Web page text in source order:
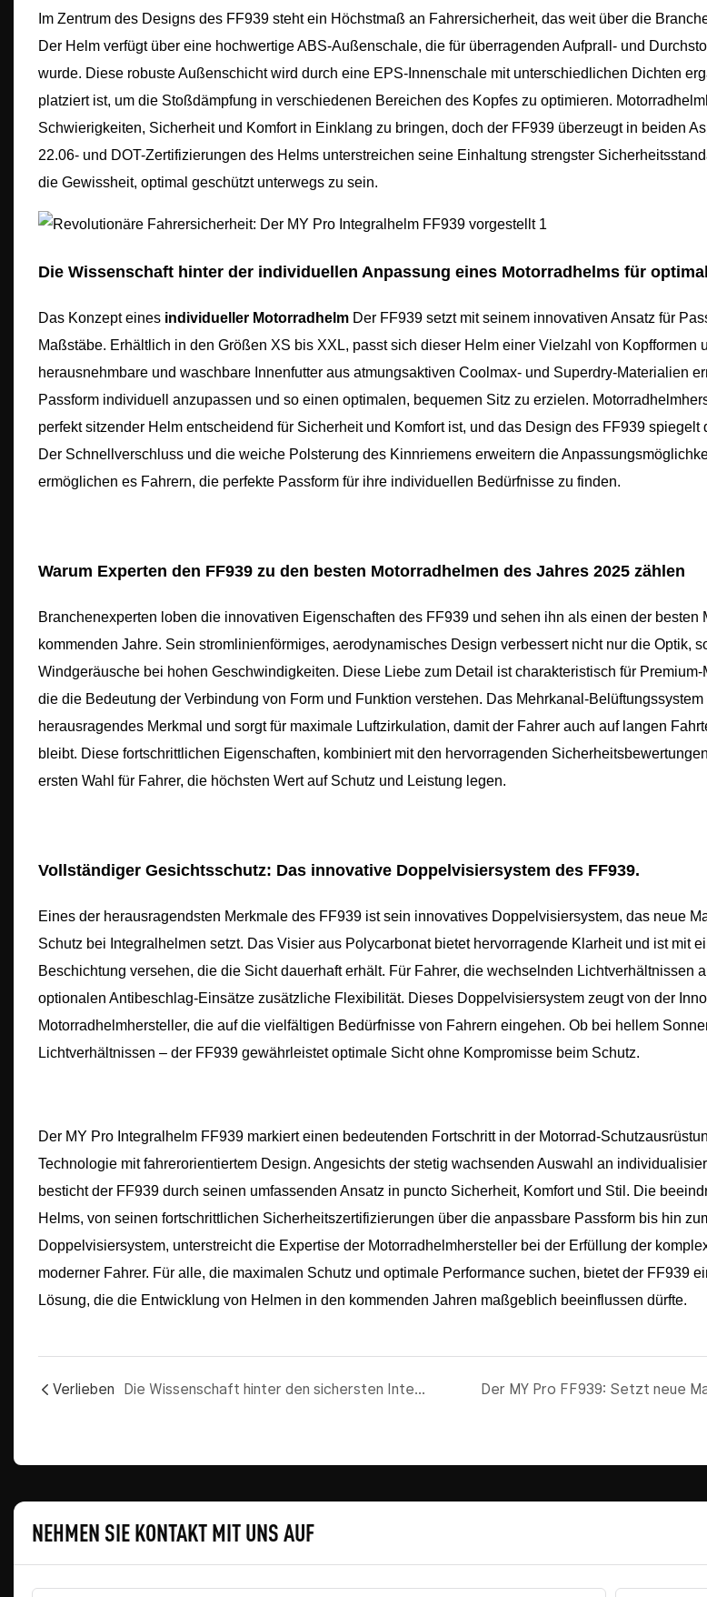
Im Zentrum des Designs des FF939 steht ein Höchstmaß an Fahrersicherheit, das weit über die
Der Helm verfügt über eine hochwertige ABS-Außenschale, die für überragenden Aufprall- und
wurde. Diese robuste Außenschicht wird durch eine EPS-Innenschale mit unterschiedlichen Dichten
platziert ist, um die Stoßdämpfung in verschiedenen Bereichen des Kopfes zu optimieren.
Schwierigkeiten, Sicherheit und Komfort in Einklang zu bringen, doch der FF939 überzeugt in beiden
22.06- und DOT-Zertifizierungen des Helms unterstreichen seine Einhaltung strengster
die Gewissheit, optimal geschützt unterwegs zu sein.
Die Wissenschaft hinter der individuellen Anpassung eines Motorradhelms für
Das Konzept eines individueller MotorradhelmDer FF939 setzt mit seinem innovativen Ansatz für
Maßstäbe. Erhältlich in den Größen XS bis XXL, passt sich dieser Helm einer Vielzahl von Kopfformen
herausnehmbare und waschbare Innenfutter aus atmungsaktiven Coolmax- und Superdry-Materialien
Passform individuell anzupassen und so einen optimalen, bequemen Sitz zu erzielen.
perfekt sitzender Helm entscheidend für Sicherheit und Komfort ist, und das Design des FF939 spiegelt
Der Schnellverschluss und die weiche Polsterung des Kinnriemens erweitern die
ermöglichen es Fahrern, die perfekte Passform für ihre individuellen Bedürfnisse zu finden.
Warum Experten den FF939 zu den besten Motorradhelmen des Jahres 2025 zählen
Branchenexperten loben die innovativen Eigenschaften des FF939 und sehen ihn als einen der besten
kommenden Jahre. Sein stromlinienförmiges, aerodynamisches Design verbessert nicht nur die Optik,
Windgeräusche bei hohen Geschwindigkeiten. Diese Liebe zum Detail ist charakteristisch für Premium-
die die Bedeutung der Verbindung von Form und Funktion verstehen. Das Mehrkanal-
herausragendes Merkmal und sorgt für maximale Luftzirkulation, damit der Fahrer auch auf langen
bleibt. Diese fortschrittlichen Eigenschaften, kombiniert mit den hervorragenden
ersten Wahl für Fahrer, die höchsten Wert auf Schutz und Leistung legen.
Vollständiger Gesichtsschutz: Das innovative Doppelvisiersystem des FF939.
Eines der herausragendsten Merkmale des FF939 ist sein innovatives Doppelvisiersystem, das neue
Schutz bei Integralhelmen setzt. Das Visier aus Polycarbonat bietet hervorragende Klarheit und ist mit
Beschichtung versehen, die die Sicht dauerhaft erhält. Für Fahrer, die wechselnden Lichtverhältnissen
optionalen Antibeschlag-Einsätze zusätzliche Flexibilität. Dieses Doppelvisiersystem zeugt von der
Motorradhelmhersteller, die auf die vielfältigen Bedürfnisse von Fahrern eingehen. Ob bei hellem
Lichtverhältnissen – der FF939 gewährleistet optimale Sicht ohne Kompromisse beim Schutz.
Der MY Pro Integralhelm FF939 markiert einen bedeutenden Fortschritt in der Motorrad-
Technologie mit fahrerorientiertem Design. Angesichts der stetig wachsenden Auswahl an
besticht der FF939 durch seinen umfassenden Ansatz in puncto Sicherheit, Komfort und Stil. Die
Helms, von seinen fortschrittlichen Sicherheitszertifizierungen über die anpassbare Passform bis hin
Doppelvisiersystem, unterstreicht die Expertise der Motorradhelmhersteller bei der Erfüllung der
moderner Fahrer. Für alle, die maximalen Schutz und optimale Performance suchen, bietet der FF939
Lösung, die die Entwicklung von Helmen in den kommenden Jahren maßgeblich beeinflussen dürfte.
Verlieben Die Wissenschaft hinter den sichersten Integralhelmen für Motorräder
NEHMEN SIE KONTAKT MIT UNS AUF